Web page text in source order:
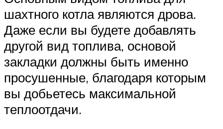
шахтного котла являются дрова.
Даже если вы будете добавлять
другой вид топлива, основой
закладки должны быть именно
просушенные, благодаря которым
вы добьетесь максимальной
теплоотдачи.